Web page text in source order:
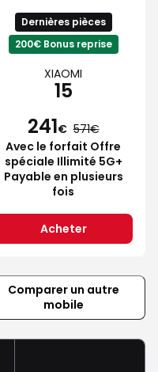
Dernières pièces
200€ Bonus reprise
XIAOMI
15
241€ 571
Avec le forfait Offre
spéciale Illimité 5G+
Payable en plusieurs
fois
Acheter
Comparer un autre
mobile